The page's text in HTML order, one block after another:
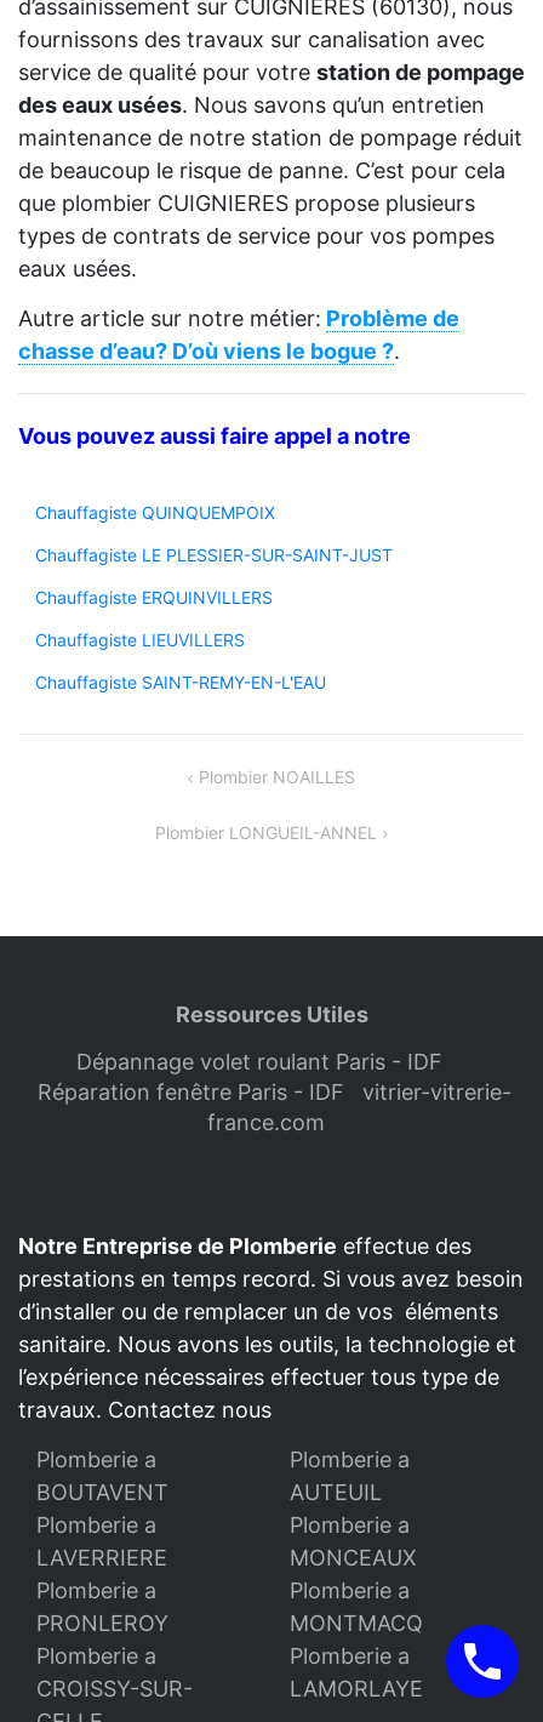
d’assainissement sur CUIGNIERES (60130), nous
fournissons des travaux sur canalisation avec
service de qualité pour votre station de pompage
des eaux usées. Nous savons qu’un entretien
maintenance de notre station de pompage réduit
de beaucoup le risque de panne. C’est pour cela
que plombier CUIGNIERES propose plusieurs
types de contrats de service pour vos pompes
eaux usées.
Autre article sur notre métier: Problème de
chasse d’eau? D’où viens le bogue ?.
Vous pouvez aussi faire appel a notre
Chauffagiste QUINQUEMPOIX
Chauffagiste LE PLESSIER-SUR-SAINT-JUST
Chauffagiste ERQUINVILLERS
Chauffagiste LIEUVILLERS
Chauffagiste SAINT-REMY-EN-L'EAU
Plombier NOAILLES
Plombier LONGUEIL-ANNEL
Ressources Utiles
Dépannage volet roulant Paris - IDF
Réparation fenêtre Paris - IDF
vitrier-vitrerie-
france.com
Notre Entreprise de Plomberie effectue des
prestations en temps record. Si vous avez besoin
d’installer ou de remplacer un de vos éléments
sanitaire. Nous avons les outils, la technologie et
l’expérience nécessaires effectuer tous type de
travaux. Contactez nous
Plomberie a
BOUTAVENT
Plomberie a
AUTEUIL
Plomberie a
LAVERRIERE
Plomberie a
MONCEAUX
Plomberie a
PRONLEROY
Plomberie a
MONTMACQ
Plomberie a
CROISSY-SUR-
Plomberie a
LAMORLAYE